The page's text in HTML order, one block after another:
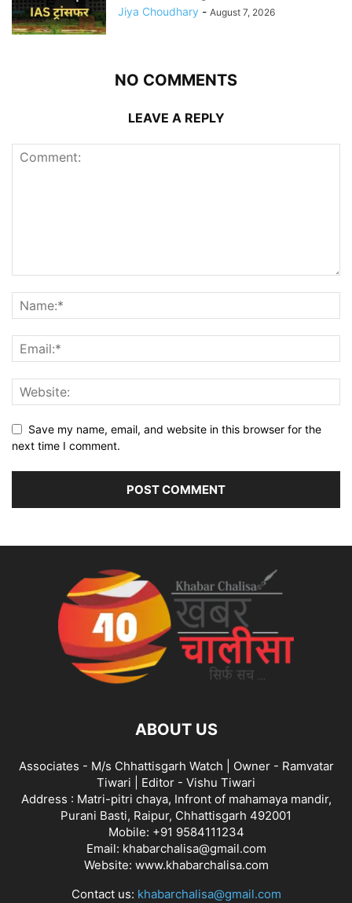
Jiya Choudhary - August 7, 2026
NO COMMENTS
LEAVE A REPLY
Save my name, email, and website in this browser for the
next time I comment.
ABOUT US
Associates - M/s Chhattisgarh Watch | Owner - Ramvatar
Tiwari | Editor - Vishu Tiwari
Address : Matri-pitri chaya, Infront of mahamaya mandir,
Purani Basti, Raipur, Chhattisgarh 492001
Mobile: +91 9584111234
Email: khabarchalisa@gmail.com
Website: www.khabarchalisa.com
Contact us: khabarchalisa@gmail.com